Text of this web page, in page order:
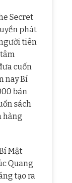
Secret
phát
tiên
cuốn
nay Bí
bản
sách
hàng
Mật
Quang
tạo ra